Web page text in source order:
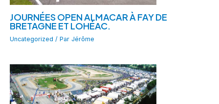
JOURNÉES OPEN ALMACAR À FAY DE
BRETAGNE ET LOHÉAC.
Uncategorized / Par Jérôme